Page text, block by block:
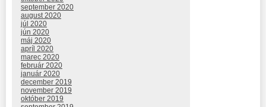
september 2020
august 2020
júl 2020
jún 2020
máj 2020
apríl 2020
marec 2020
február 2020
január 2020
december 2019
november 2019
október 2019